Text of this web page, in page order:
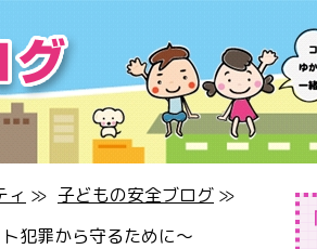
ィ ≫ 子どもの安全ブログ ≫
犯罪から守るために～